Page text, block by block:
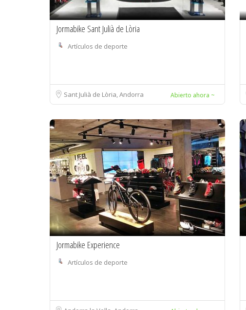
Jormabike Sant Julià de Lòria
Artículos de deporte
Sant Julià de Lòria, Andorra Abierto ahora ~
Jormabike Experience
Artículos de deporte